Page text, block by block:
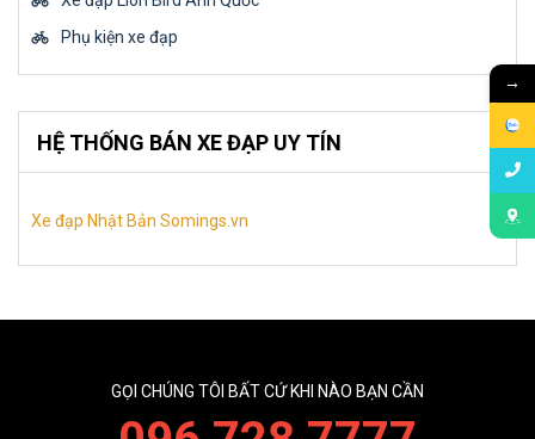
Phụ kiện xe đạp
HỆ THỐNG BÁN XE ĐẠP UY TÍN
Xe đạp Nhật Bản Somings.vn
GỌI CHÚNG TÔI BẤT CỨ KHI NÀO BẠN CẦN
→